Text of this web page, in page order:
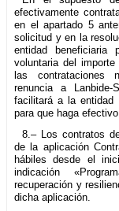
efectivamente
en el apartado 5
solicitud y en la
entidad beneficiaria
voluntaria del
las contrataciones
renuncia a
facilitará a la entidad
para que haga
8.– Los contratos
de la aplicación
hábiles desde el
indicación
recuperación y
dicha aplicación.